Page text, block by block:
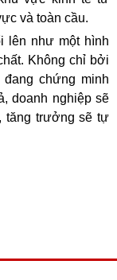
và toàn cầu.
lên như một hình
Không chỉ bởi
chứng minh
doanh nghiệp sẽ
tăng trưởng sẽ tự